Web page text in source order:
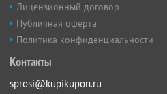
Лицензионный договор
Публичная оферта
Политика конфиденциальности
Контакты
sprosi@kupikupon.ru